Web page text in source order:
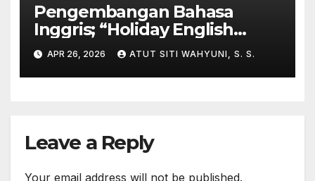
Pengembangan Bahasa
Inggris; “Holiday English
Program” di Kampung
Inggris-Pare
APR 26, 2026 ATUT SITI WAHYUNI, S. S.
Leave a Reply
Your email address will not be published.